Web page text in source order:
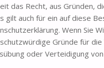
das Recht, aus Gründen,
gilt auch für ein auf diese
Wenn Sie
Gründe für
oder Verteidigung